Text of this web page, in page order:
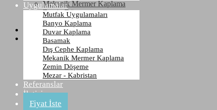
Mekanik Mermer Kaplama
Zemin Döşeme
Mezar - Kabristan
Referanslar
İletişim
Uygulamalar
Mutfak Uygulamaları
Banyo Kaplama
Duvar Kaplama
Basamak
Dış Cephe Kaplama
Mekanik Mermer Kaplama
Zemin Döşeme
Mezar - Kabristan
Referanslar
İletişim
Fiyat İste
Nero Zimbawe B
Anasayfa
Ürünler
Nero Zimbawe B